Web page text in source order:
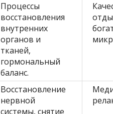
Процессы
восстановления
внутренних
органов и
тканей,
гормональный
баланс.
Восстановление
нервной
системы, снятие